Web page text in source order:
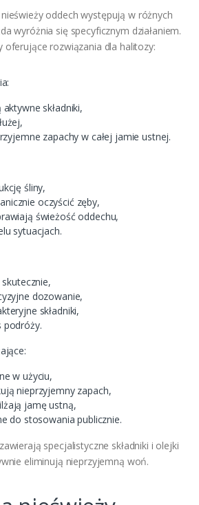
oddech występują w różnych
wyróżnia się specyficznym działaniem.
oferujące rozwiązania dla halitozy:
składniki,
zapachy w całej jamie ustnej.
śliny,
oczyścić zęby,
świeżość oddechu,
sytuacjach.
dozowanie,
składniki,
podróży.
w użyciu,
nieprzyjemny zapach,
jamę ustną,
do stosowania publicznie.
specjalistyczne składniki i olejki
eliminują nieprzyjemną woń.